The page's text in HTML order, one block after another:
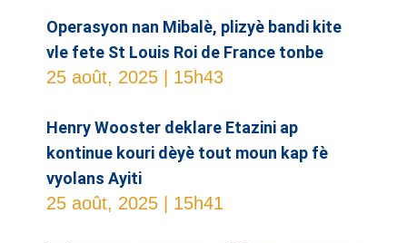
Operasyon nan Mibalè, plizyè bandi kite
vle fete St Louis Roi de France tonbe
25 août, 2025 15h43
Henry Wooster deklare Etazini ap
kontinue kouri dèyè tout moun kap fè
vyolans Ayiti
25 août, 2025 15h41